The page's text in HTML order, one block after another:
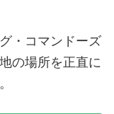
・コマンドーズ
の場所を正直に